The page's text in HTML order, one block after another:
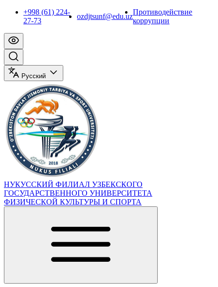
+998 (61) 224-
27-73
ozdjtsunf@edu.uz
Противодействие
коррупции
Русский
НУКУССКИЙ ФИЛИАЛ УЗБЕКСКОГО
ГОСУДАРСТВЕННОГО УНИВЕРСИТЕТА
ФИЗИЧЕСКОЙ КУЛЬТУРЫ И СПОРТА